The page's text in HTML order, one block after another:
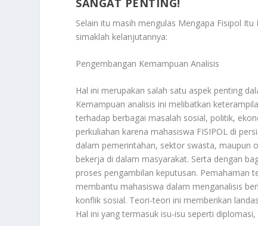
Selain itu masih mengulas Mengapa Fisipol Itu
simaklah kelanjutannya:
Pengembangan Kemampuan Analisis
Hal ini merupakan salah satu aspek penting
Kemampuan analisis ini melibatkan
terhadap berbagai masalah sosial, politik,
perkuliahan karena mahasiswa FISIPOL di
dalam pemerintahan, sektor swasta, maupun
bekerja di dalam masyarakat. Serta dengan
proses pengambilan keputusan. Pemahaman
membantu mahasiswa dalam menganalisis
konflik sosial. Teori-teori ini memberikan
Hal ini yang termasuk isu-isu seperti